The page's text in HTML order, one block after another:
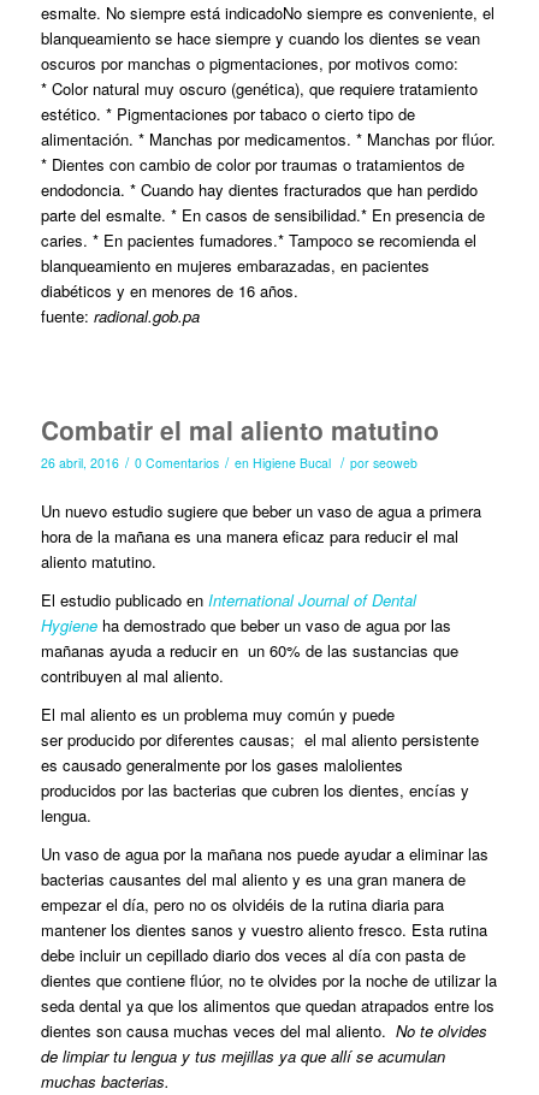
esmalte. No siempre está indicadoNo siempre es conveniente, el
blanqueamiento se hace siempre y cuando los dientes se vean
oscuros por manchas o pigmentaciones, por motivos como:
* Color natural muy oscuro (genética), que requiere tratamiento
estético. * Pigmentaciones por tabaco o cierto tipo de
alimentación. * Manchas por medicamentos. * Manchas por flúor.
* Dientes con cambio de color por traumas o tratamientos de
endodoncia. * Cuando hay dientes fracturados que han perdido
parte del esmalte. * En casos de sensibilidad.* En presencia de
caries. * En pacientes fumadores.* Tampoco se recomienda el
blanqueamiento en mujeres embarazadas, en pacientes
diabéticos y en menores de 16 años.
fuente: radional.gob.pa
Combatir el mal aliento matutino
26 abril, 2016 / 0 Comentarios / en Higiene Bucal / por seoweb
Un nuevo estudio sugiere que beber un vaso de agua a primera
hora de la mañana es una manera eficaz para reducir el mal
aliento matutino.
El estudio publicado en International Journal of Dental
Hygieneha demostrado que beber un vaso de agua por las
mañanas ayuda a reducir en un 60% de las sustancias que
contribuyen al mal aliento.
El mal aliento es un problema muy común y puede
ser producido por diferentes causas; el mal aliento persistente
es causado generalmente por los gases malolientes
producidos por las bacterias que cubren los dientes, encías y
lengua.
Un vaso de agua por la mañana nos puede ayudar a eliminar las
bacterias causantes del mal aliento y es una gran manera de
empezar el día, pero no os olvidéis de la rutina diaria para
mantener los dientes sanos y vuestro aliento fresco. Esta rutina
debe incluir un cepillado diario dos veces al día con pasta de
dientes que contiene flúor, no te olvides por la noche de utilizar la
seda dental ya que los alimentos que quedan atrapados entre los
dientes son causa muchas veces del mal aliento. No te olvides
de limpiar tu lengua y tus mejillas ya que allí se acumulan
muchas bacterias.